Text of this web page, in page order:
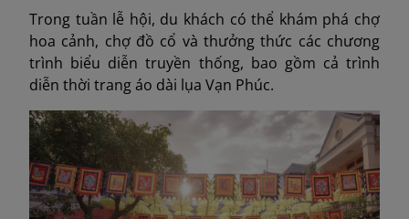
Trong tuần lễ hội, du khách có thể khám phá chợ
hoa cảnh, chợ đồ cổ và thưởng thức các chương
trình biểu diễn truyền thống, bao gồm cả trình
diễn thời trang áo dài lụa Vạn Phúc.